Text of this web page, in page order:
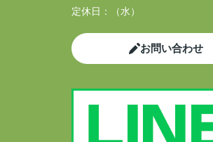
定休日：
（水）
お問い合わせ